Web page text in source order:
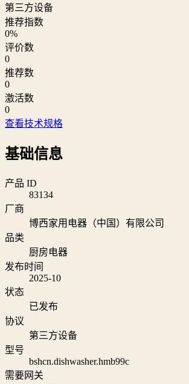
第三方设备
推荐指数
0%
评价数
0
推荐数
0
激活数
0
查看技术规格
基础信息
产品 ID
83134
厂商
博西家用电器（中国）有限公司
品类
厨房电器
发布时间
2025-10
状态
已发布
协议
第三方设备
型号
bshcn.dishwasher.hmb99c
需要网关